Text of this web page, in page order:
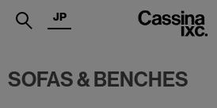
. JP
SOFAS & BENCHES